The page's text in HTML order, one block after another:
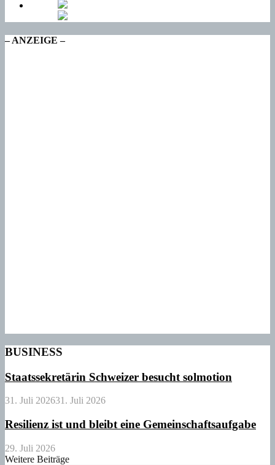
– ANZEIGE –
BUSINESS
Staatssekretärin Schweizer besucht solmotion
31. Juli 202631. Juli 2026
Resilienz ist und bleibt eine Gemeinschaftsaufgabe
29. Juli 2026
Weitere Beiträge